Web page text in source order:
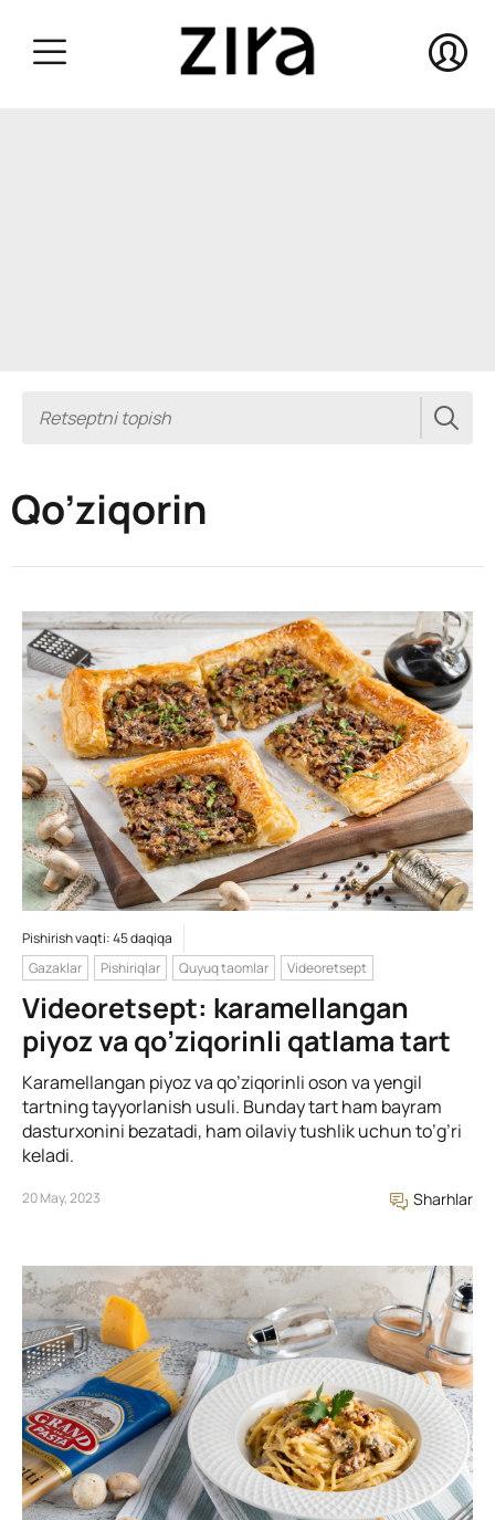
Qo’ziqorin
Pishirish vaqti: 45 daqiqa
Gazaklar
Pishiriqlar Quyuq taomlar Videoretsept
Videoretsept: karamellangan
piyoz va qo’ziqorinli qatlama tart
Karamellangan piyoz va qo’ziqorinli oson va yengil
tartning tayyorlanish usuli. Bunday tart ham bayram
dasturxonini bezatadi, ham oilaviy tushlik uchun to’g’ri
keladi.
20 May, 2023 Sharhlar